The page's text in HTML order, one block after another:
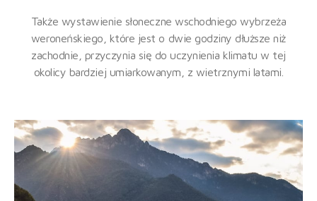
Także wystawienie słoneczne wschodniego wybrzeża
weroneńskiego, które jest o dwie godziny dłuższe niż
zachodnie, przyczynia się do uczynienia klimatu w tej
okolicy bardziej umiarkowanym, z wietrznymi latami.